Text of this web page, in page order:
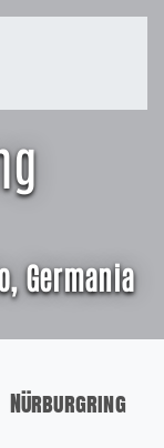
Germania
Nürburgring